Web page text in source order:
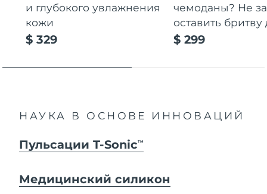
и глубокого увлажнения
кожи
$ 329
чемоданы? Не
оставить бритву
$ 299
НАУКА В ОСНОВЕ ИННОВАЦИЙ
Пульсации T-SonicTM
Медицинский силикон